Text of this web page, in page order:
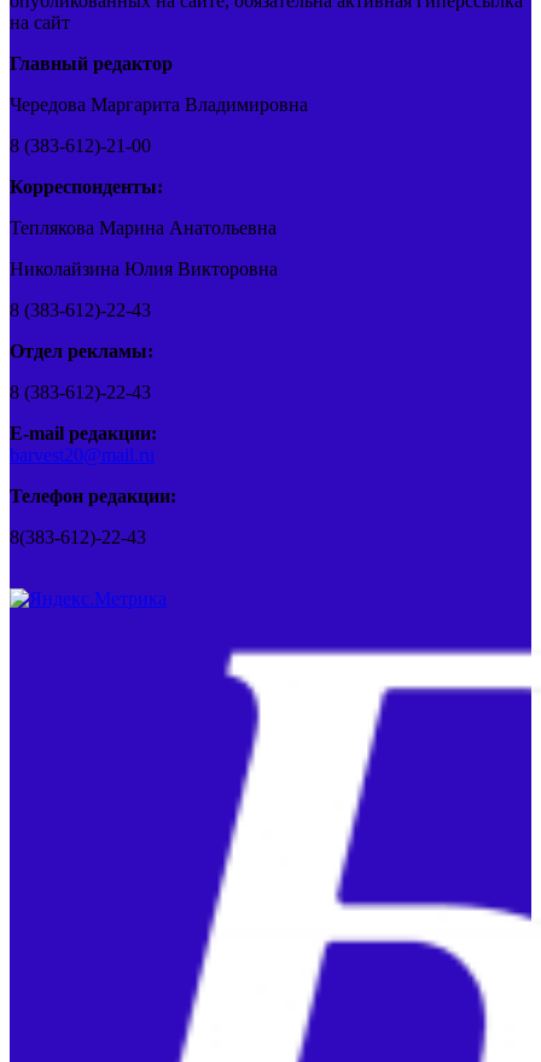
на сайт
Главный редактор
Чередова Маргарита Владимировна
8 (383-612)-21-00
Корреспонденты:
Теплякова Марина Анатольевна
Николайзина Юлия Викторовна
8 (383-612)-22-43
Отдел рекламы:
8 (383-612)-22-43
E-mail редакции:
barvest20@mail.ru
Телефон редакции:
8(383-612)-22-43